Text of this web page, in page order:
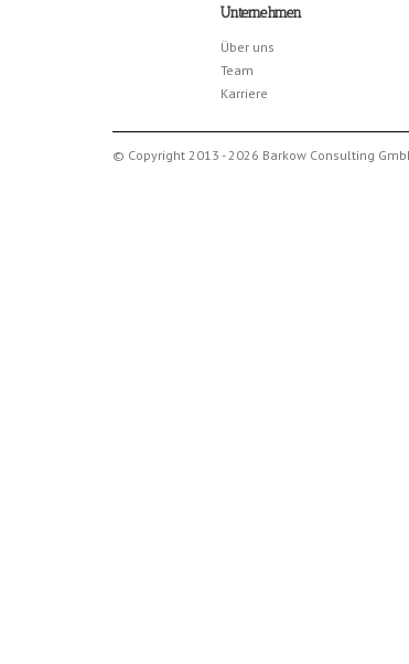
Unternehmen
Über uns
Team
Karriere
© Copyright 2013 - 2026 Barkow Consulting